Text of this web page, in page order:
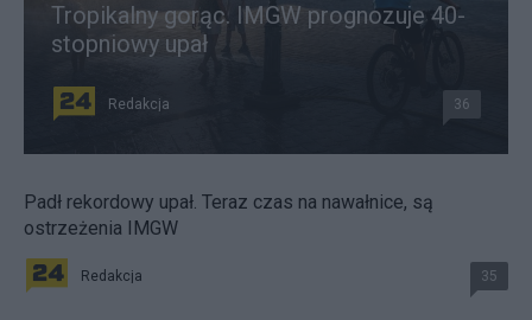
Tropikalny gorąc. IMGW prognozuje 40-
stopniowy upał
Redakcja 36
Padł rekordowy upał. Teraz czas na nawałnice, są
ostrzeżenia IMGW
Redakcja 35